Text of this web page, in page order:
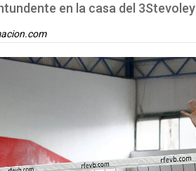
en la casa del 3Stevoley